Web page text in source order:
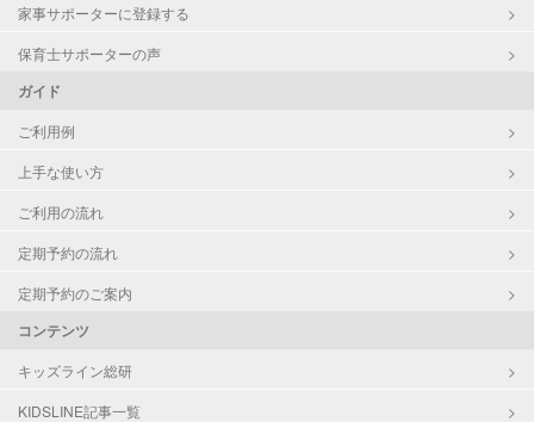
家事サポーターに登録する
保育士サポーターの声
ガイド
ご利用例
上手な使い方
ご利用の流れ
定期予約の流れ
定期予約のご案内
コンテンツ
キッズライン総研
KIDSLINE記事一覧